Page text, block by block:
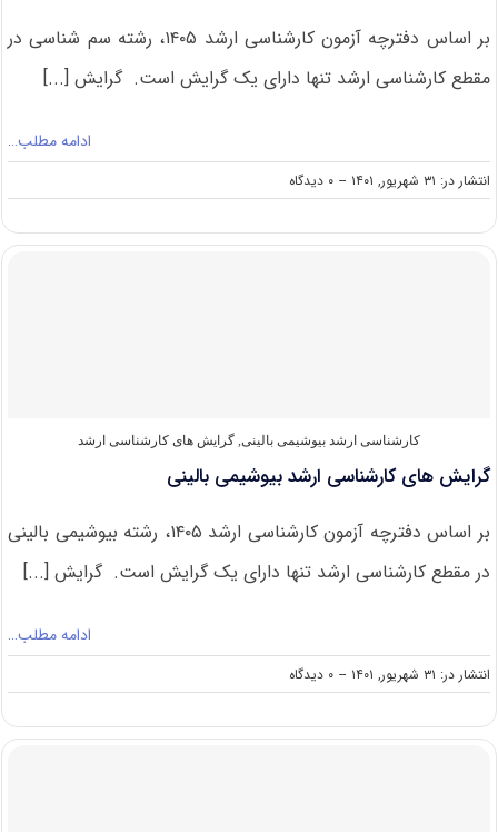
بر اساس دفترچه آزمون کارشناسی ارشد ۱۴۰۵، رشته سم شناسی در
مقطع کارشناسی ارشد تنها دارای یک گرایش است. گرایش [...]
ادامه مطلب…
انتشار در: ۳۱ شهریور, ۱۴۰۱ -- ۰ دیدگاه
on
گرایش
کارشناسی
کارشناسی ارشد بیوشیمی بالینی, گرایش های کارشناسی ارشد
گرایش های کارشناسی ارشد بیوشیمی بالینی
بر اساس دفترچه آزمون کارشناسی ارشد ۱۴۰۵، رشته بیوشیمی بالینی
در مقطع کارشناسی ارشد تنها دارای یک گرایش است. گرایش [...]
ادامه مطلب…
انتشار در: ۳۱ شهریور, ۱۴۰۱ -- ۰ دیدگاه
on
گرایش
کارشناسی